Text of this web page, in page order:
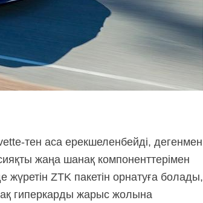
тен аса ерекшеленбейді, дегенмен
жаңа шанақ компоненттерімен
жүретін ZTK пакетін орнатуға болады,
гиперкарды жарыс жолына